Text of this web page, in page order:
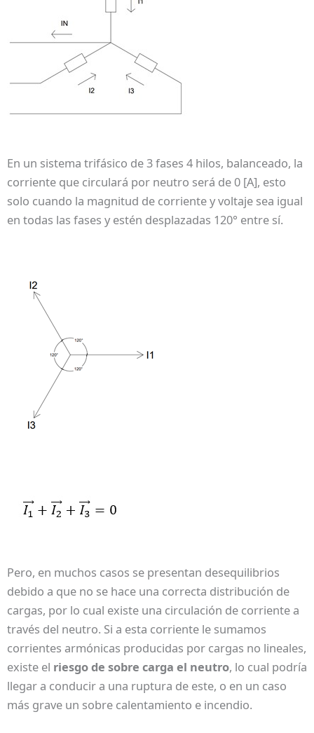
En un sistema trifásico de 3 fases 4 hilos, balanceado, la
corriente que circulará por neutro será de 0 [A], esto
solo cuando la magnitud de corriente y voltaje sea igual
en todas las fases y estén desplazadas 120° entre sí.
Pero, en muchos casos se presentan desequilibrios
debido a que no se hace una correcta distribución de
cargas, por lo cual existe una circulación de corriente a
través del neutro. Si a esta corriente le sumamos
corrientes armónicas producidas por cargas no lineales,
existe el riesgo de sobre carga el neutro, lo cual podría
llegar a conducir a una ruptura de este, o en un caso
más grave un sobre calentamiento e incendio.